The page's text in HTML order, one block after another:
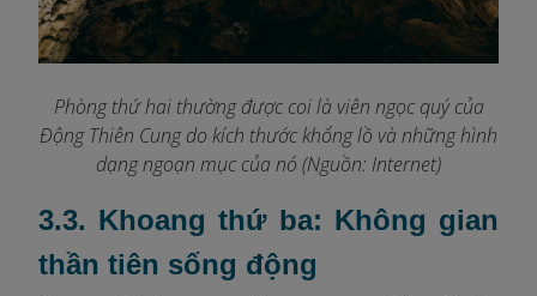
Phòng thứ hai thường được coi là viên ngọc quý của
Động Thiên Cung do kích thước khổng lồ và những hình
dạng ngoạn mục của nó (Nguồn: Internet)
3.3. Khoang thứ ba: Không gian
thần tiên sống động